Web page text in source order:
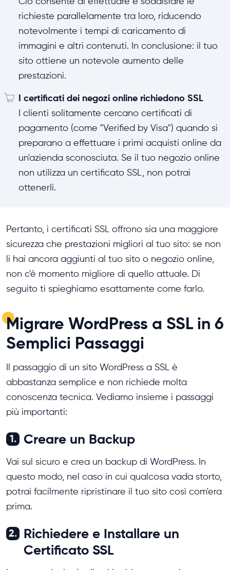
richieste parallelamente tra loro, riducendo
notevolmente i tempi di caricamento di
immagini e altri contenuti. In conclusione: il tuo
sito ottiene un notevole aumento delle
prestazioni.
I certificati dei negozi online richiedono SSL
I clienti solitamente cercano certificati di
pagamento (come "Verified by Visa") quando si
preparano a effettuare i primi acquisti online da
un'azienda sconosciuta. Se il tuo negozio online
non utilizza un certificato SSL, non potrai
ottenerli.
Pertanto, i certificati SSL offrono sia una maggiore
sicurezza che prestazioni migliori al tuo sito: se non
li hai ancora aggiunti al tuo sito o negozio online,
non c'è momento migliore di quello attuale. Di
seguito ti spieghiamo esattamente come farlo.
Migrare WordPress a SSL in 6
Semplici Passaggi
Il passaggio di un sito WordPress a SSL è
abbastanza semplice e non richiede molta
conoscenza tecnica. Vediamo insieme i passaggi
più importanti:
1. Creare un Backup
Vai sul sicuro e crea un backup di WordPress. In
questo modo, nel caso in cui qualcosa vada storto,
potrai facilmente ripristinare il tuo sito così com'era
prima.
2.
Richiedere e Installare un
Certificato SSL